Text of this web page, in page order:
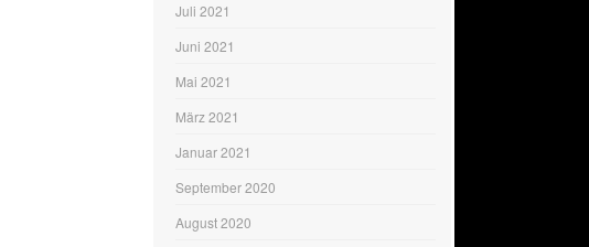
Juli 2021
Juni 2021
Mai 2021
März 2021
Januar 2021
September 2020
August 2020